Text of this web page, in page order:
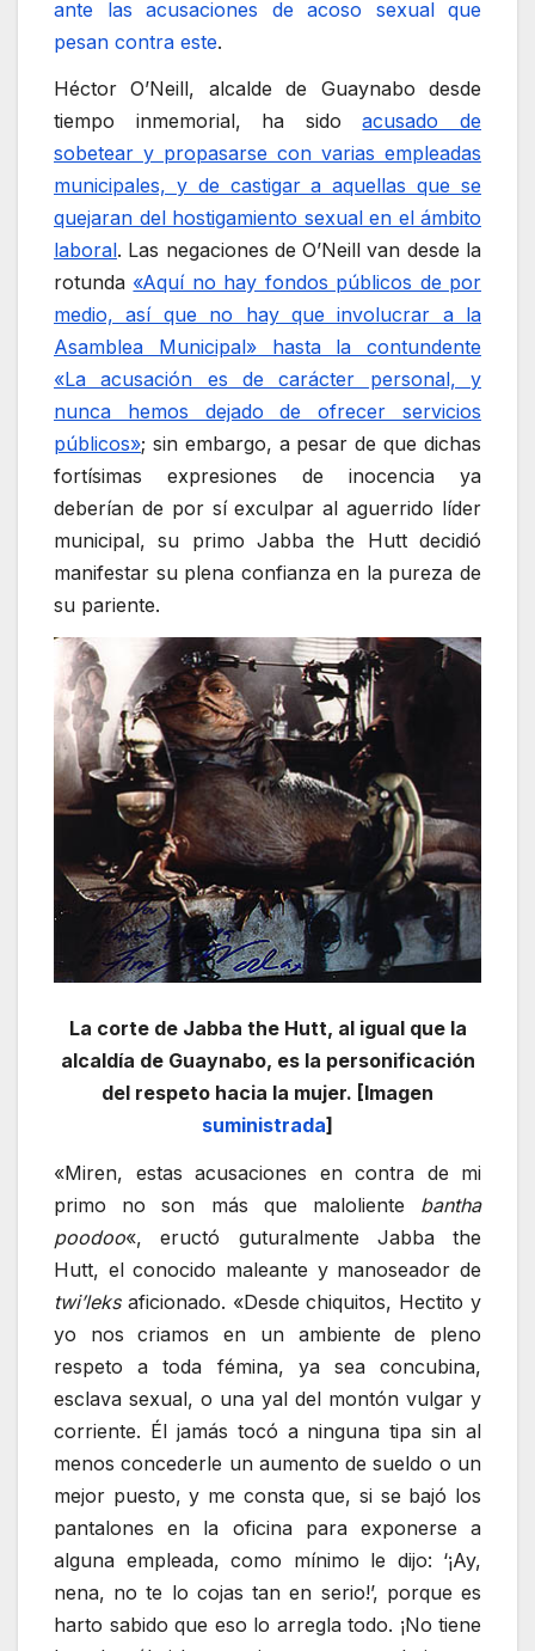
ante las acusaciones de acoso sexual que
pesan contra este.
Héctor O’Neill, alcalde de Guaynabo desde
tiempo inmemorial, ha sidoacusado de
sobetear y propasarse con varias empleadas
municipales, y de castigar a aquellas que se
quejaran del hostigamiento sexual en el ámbito
laboral. Las negaciones de O’Neill van desde la
rotunda «Aquí no hay fondos públicos de por
medio, así que no hay que involucrar a la
Asamblea Municipal» hasta la contundente
«La acusación es de carácter personal, y
nunca hemos dejado de ofrecer servicios
públicos»; sin embargo, a pesar de que dichas
fortísimas expresiones de inocencia ya
deberían de por sí exculpar al aguerrido líder
municipal, su primo Jabba the Hutt decidió
manifestar su plena confianza en la pureza de
su pariente.
La corte de Jabba the Hutt, al igual que la
alcaldía de Guaynabo, es la personificación
del respeto hacia la mujer. [Imagen
suministrada]
«Miren, estas acusaciones en contra de mi
primo no son más que maloliente bantha
poodoo«, eructó guturalmente Jabba the
Hutt, el conocido maleante y manoseador de
twi’leksaficionado. «Desde chiquitos, Hectito y
yo nos criamos en un ambiente de pleno
respeto a toda fémina, ya sea concubina,
esclava sexual, o una yal del montón vulgar y
corriente. Él jamás tocó a ninguna tipa sin al
menos concederle un aumento de sueldo o un
mejor puesto, y me consta que, si se bajó los
pantalones en la oficina para exponerse a
alguna empleada, como mínimo le dijo: ‘¡Ay,
nena, no te lo cojas tan en serio!’, porque es
harto sabido que eso lo arregla todo. ¡No tiene